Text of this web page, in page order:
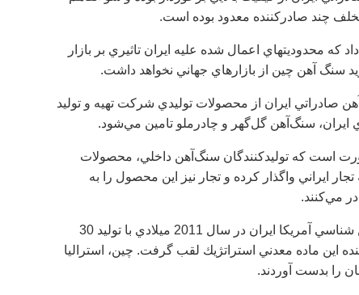
چند صادركننده معدود بوده است.
كه محدوديتهاي اعمال شده عليه ايران تاثيري بر بازار
سنگ آهن چين از بازارهاي جهاني نخواهد داشت.
ايران از محصولات توليدي شركت تهيه و توليد
ايران، سنگ‌آهن گل‌گهر و چادرملو تامين مي‌شود.
است كه توليدكنندگان سنگ‌آهن داخلي، محصولات
ايراني واگذار كرده و تجار نيز اين محصول را به
مي‌كنند.
براساس آخرين آمار سازمان زمين شناسي آمريكا ايران در سال 2011 ميلادي با توليد 30
اين ماده معدني استراتژيك لقب گرفت. چين، استراليا
را بدست آوردند.